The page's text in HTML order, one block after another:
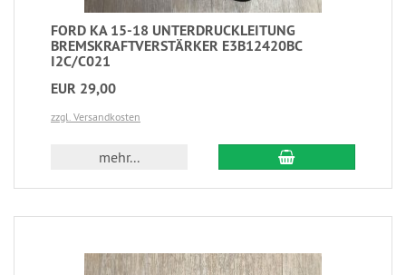
FORD KA 15-18 UNTERDRUCKLEITUNG
BREMSKRAFTVERSTÄRKER E3B12420BC
I2C/C021
EUR 29,00
zzgl. Versandkosten
mehr...